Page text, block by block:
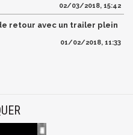
02/03/2018, 15:42
retour avec un trailer plein
01/02/2018, 11:33